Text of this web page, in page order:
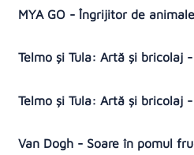
MYA GO - Îngrijitor de animale
Telmo și Tula: Artă și bricolaj
Telmo și Tula: Artă și bricolaj
Van Dogh - Soare în pomul